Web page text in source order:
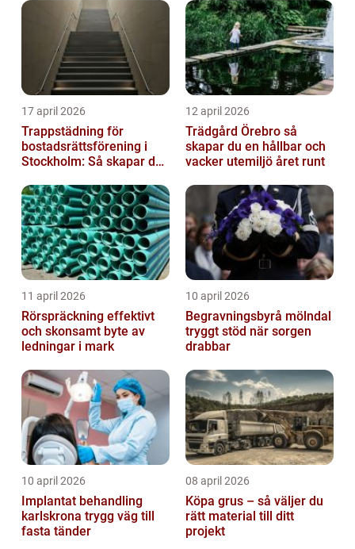
17 april 2026
Trappstädning för
bostadsrättsförening i
Stockholm: Så skapar du
trapphus...
12 april 2026
Trädgård Örebro så
skapar du en hållbar och
vacker utemiljö året runt
11 april 2026
Rörspräckning effektivt
och skonsamt byte av
ledningar i mark
10 april 2026
Begravningsbyrå mölndal
tryggt stöd när sorgen
drabbar
10 april 2026
Implantat behandling
karlskrona trygg väg till
fasta tänder
08 april 2026
Köpa grus – så väljer du
rätt material till ditt
projekt